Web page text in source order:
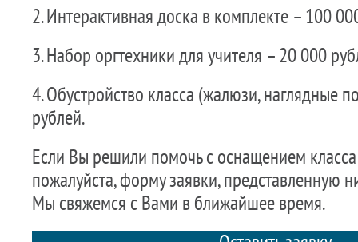
2. Интерактивная доска в комплекте – 100
3. Набор оргтехники для учителя – 20 000
4. Обустройство класса (жалюзи, наглядные
рублей.
Если Вы решили помочь с оснащением
пожалуйста, форму заявки, представленную
Мы свяжемся с Вами в ближайшее время.